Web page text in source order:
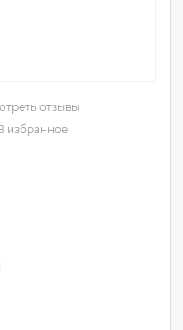
отзывы
избранное